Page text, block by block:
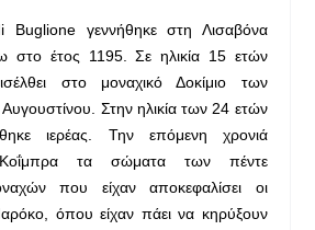
Buglione γεννήθηκε στη Λισαβόνα
στο έτος 1195. Σε ηλικία 15 ετών
στο μοναχικό Δοκίμιο των
Στην ηλικία των 24 ετών
ιερέας. Την επόμενη χρονιά
τα σώματα των πέντε
που είχαν αποκεφαλίσει οι
όπου είχαν πάει να κηρύξουν